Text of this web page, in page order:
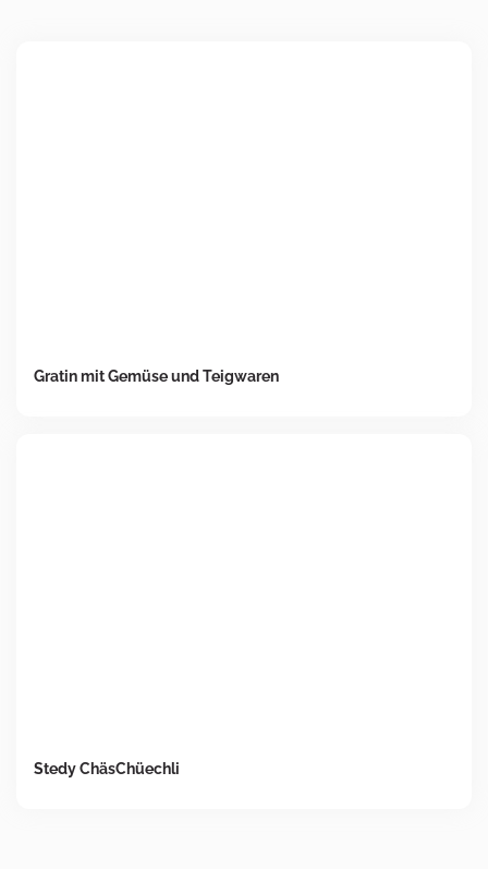
Gratin mit Gemüse und Teigwaren
Stedy ChäsChüechli